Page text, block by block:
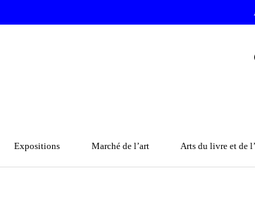
Expositions Marché de l’art Arts du livre et de